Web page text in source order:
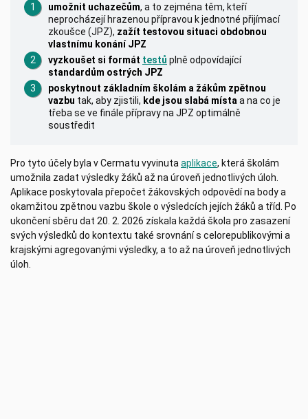
umožnit uchazečům, a to zejména těm, kteří
neprocházejí hrazenou přípravou k jednotné přijímací
zkoušce (JPZ), zažít testovou situaci obdobnou
vlastnímu konání JPZ
vyzkoušet si formát testů plně odpovídající
standardům ostrých JPZ
poskytnout základním školám a žákům zpětnou
vazbu tak, aby zjistili, kde jsou slabá místa a na co je
třeba se ve finále přípravy na JPZ optimálně
soustředit
Pro tyto účely byla v Cermatu vyvinuta aplikace, která školám
umožnila zadat výsledky žáků až na úroveň jednotlivých úloh.
Aplikace poskytovala přepočet žákovských odpovědí na body a
okamžitou zpětnou vazbu škole o výsledcích jejích žáků a tříd. Po
ukončení sběru dat 20. 2. 2026 získala každá škola pro zasazení
svých výsledků do kontextu také srovnání s celorepublikovými a
krajskými agregovanými výsledky, a to až na úroveň jednotlivých
úloh.